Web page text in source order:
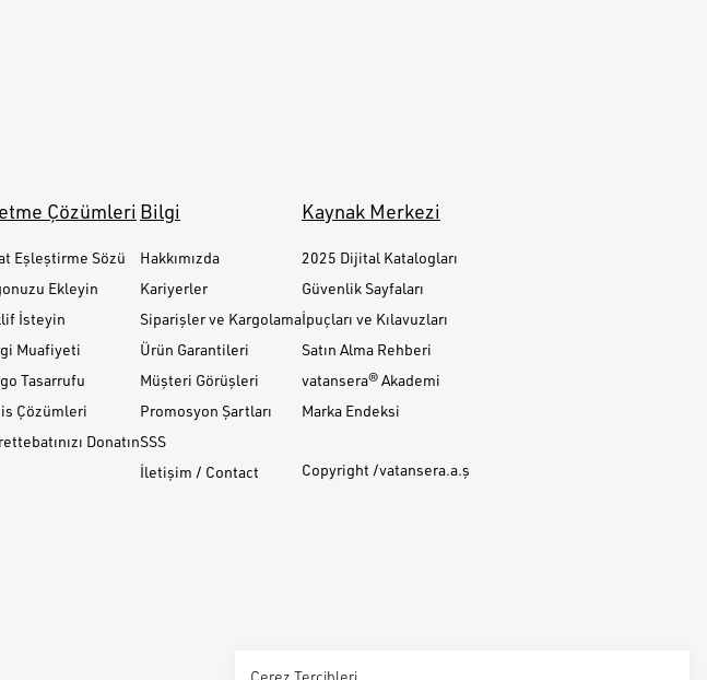
Çerez Tercihleri
Çözümleri
Eşleştirme Sözü
Ekleyin
İsteyin
Muafiyeti
Tasarrufu
Çözümleri
Donatın
Bilgi
Hakkımızda
Kariyerler
Siparişler ve Kargolama
Ürün Garantileri
Müşteri Görüşleri
Promosyon Şartları
SSS
İletişim / Contact
Kaynak Merkezi
2025 Dijital Katalogları
Güvenlik Sayfaları
İpuçları ve Kılavuzları
Satın Alma Rehberi
vatansera® Akademi
Marka Endeksi
Copyright /vatansera.a.ş